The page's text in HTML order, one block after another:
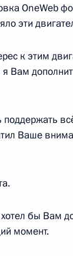
правом
OneWeb
эти
к этим
Вам
Ваше
бы Вам
момент.